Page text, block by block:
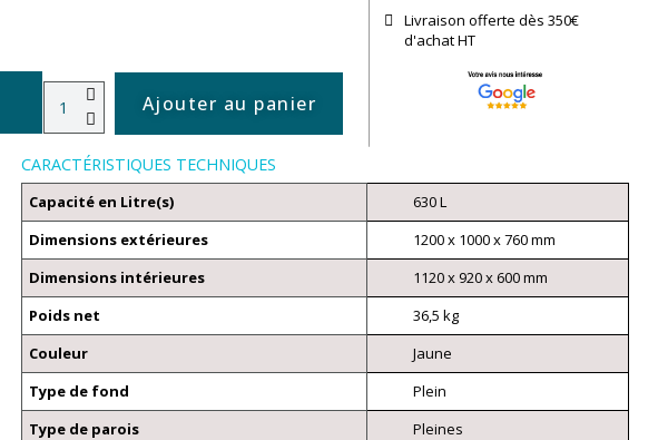
Ajouter au panier
Livraison offerte dès 350€
d'achat​ HT
CARACTÉRISTIQUES TECHNIQUES
Capacité en Litre(s)
630 L
Dimensions extérieures
1200 x 1000 x 760 mm
Dimensions intérieures
1120 x 920 x 600 mm
Poids net
36,5 kg
Couleur
Jaune
Type de fond
Plein
Type de parois
Pleines